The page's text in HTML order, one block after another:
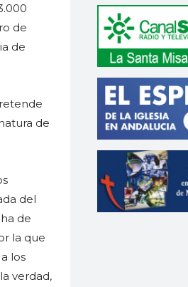
de
de
de
del
de
la que
los
verdad,